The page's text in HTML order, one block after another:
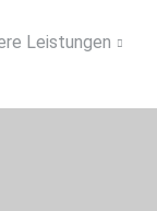
Leistungen